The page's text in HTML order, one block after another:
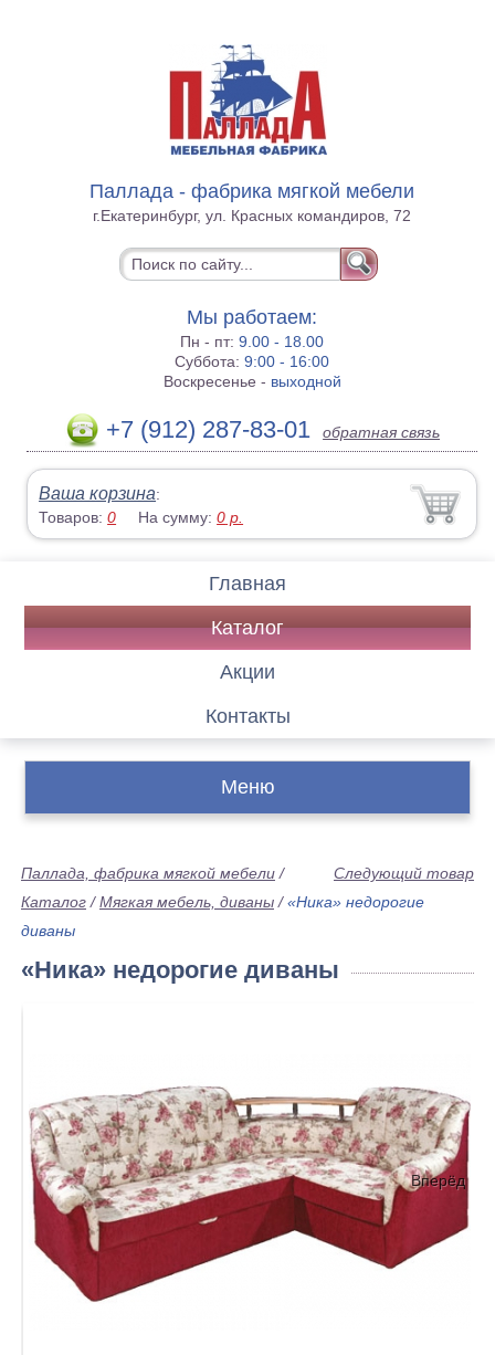
Паллада - фабрика мягкой мебели
г.Екатеринбург, ул. Красных командиров, 72
Мы работаем:
Пн - пт:9.00 - 18.00
Суббота:9:00 - 16:00
Воскресенье - выходной
+7 (912) 287-83-01 обратная связь
Ваша корзина:
Товаров:0 На сумму:0 р.
Главная
Каталог
Акции
Контакты
Меню
Следующий товар
Паллада, фабрика мягкой мебели /
Каталог /Мягкая мебель, диваны /«Ника» недорогие
диваны
«Ника» недорогие диваны
Вперёд